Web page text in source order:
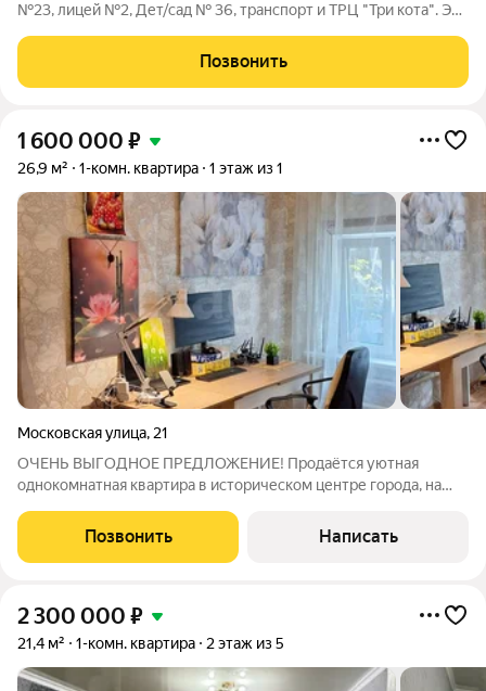
№23, лицей №2, Дет/сад № 36, транспорт и ТРЦ "Три кота". Это
аренду. Формат, который легко превращается в деньги:
компактная площадь
Позвонить
1 600 000 ₽
26,9 м² 1-комн. квартира 1 этаж из 1
Московская улица, 21
ОЧЕНЬ ВЫГОДНОЕ ПРЕДЛОЖЕНИЕ! Продаётся уютная
однокомнатная квартира в историческом центре города, на
всего тремя квартирами. Ваша квартира расположена
посередине, вход со двора. Одним из ключевых
Позвонить Написать
2 300 000 ₽
21,4 м² 1-комн. квартира 2 этаж из 5